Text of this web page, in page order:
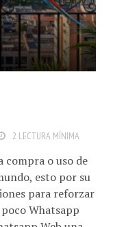
2 LECTURA MÍNIMA
compra o uso de
esto por su
para reforzar
Whatsapp